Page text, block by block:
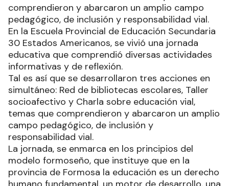
comprendieron y abarcaron un amplio campo
pedagógico, de inclusión y responsabilidad vial.
En la Escuela Provincial de Educación Secundaria
30 Estados Americanos, se vivió una jornada
educativa que comprendió diversas actividades
informativas y de reflexión.
Tal es así que se desarrollaron tres acciones en
simultáneo: Red de bibliotecas escolares, Taller
socioafectivo y Charla sobre educación vial,
temas que comprendieron y abarcaron un amplio
campo pedagógico, de inclusión y
responsabilidad vial.
La jornada, se enmarca en los principios del
modelo formoseño, que instituye que en la
provincia de Formosa la educación es un derecho